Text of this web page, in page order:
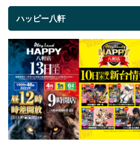
ハッピー八軒